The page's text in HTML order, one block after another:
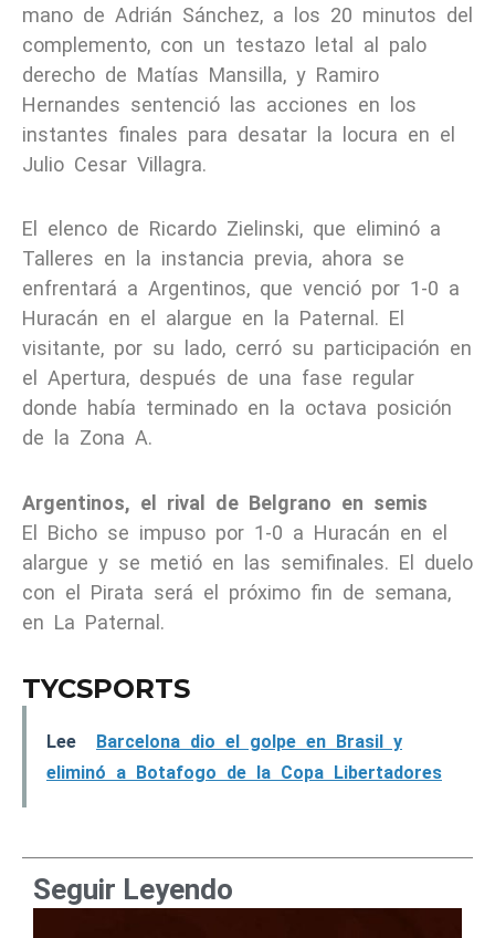
mano de Adrián Sánchez, a los 20 minutos del
complemento, con un testazo letal al palo
derecho de Matías Mansilla, y Ramiro
Hernandes sentenció las acciones en los
instantes finales para desatar la locura en el
Julio Cesar Villagra.
El elenco de Ricardo Zielinski, que eliminó a
Talleres en la instancia previa, ahora se
enfrentará a Argentinos, que venció por 1-0 a
Huracán en el alargue en la Paternal. El
visitante, por su lado, cerró su participación en
el Apertura, después de una fase regular
donde había terminado en la octava posición
de la Zona A.
Argentinos, el rival de Belgrano en semis
El Bicho se impuso por 1-0 a Huracán en el
alargue y se metió en las semifinales. El duelo
con el Pirata será el próximo fin de semana,
en La Paternal.
TYCSPORTS
Lee
Barcelona dio el golpe en Brasil y
eliminó a Botafogo de la Copa Libertadores
Seguir Leyendo